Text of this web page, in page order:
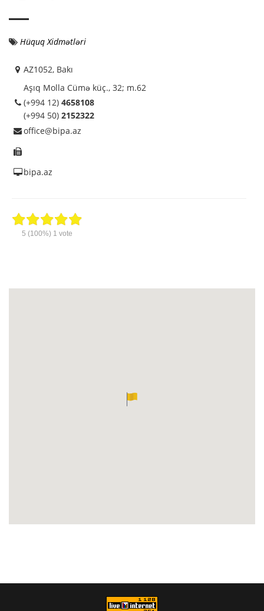
Hüquq Xidmətləri
AZ1052, Bakı
Aşıq Molla Cümə küç., 32; m.62
(+994 12) 4658108
(+994 50) 2152322
office@bipa.az
bipa.az
5 (100%) 1 vote